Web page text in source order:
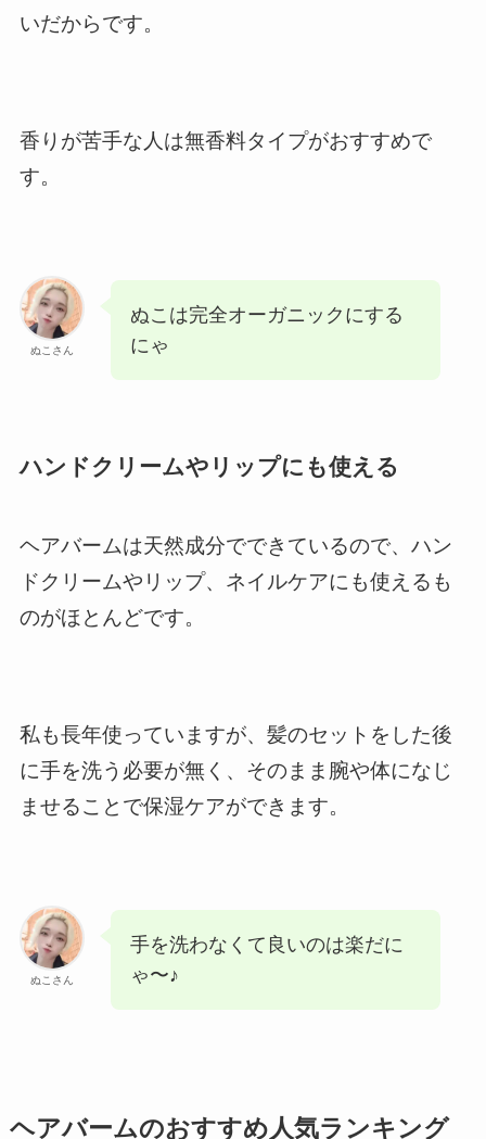
いだからです。
香りが苦手な人は無香料タイプがおすすめで
す。
ぬこさん
ぬこは完全オーガニックにする
にゃ
ハンドクリームやリップにも使える
ヘアバームは天然成分でできているので、ハン
ドクリームやリップ、ネイルケアにも使えるも
のがほとんどです。
私も長年使っていますが、髪のセットをした後
に手を洗う必要が無く、そのまま腕や体になじ
ませることで保湿ケアができます。
ぬこさん
手を洗わなくて良いのは楽だに
ゃ〜♪
ヘアバームのおすすめ人気ランキング